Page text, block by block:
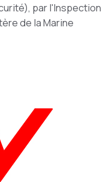
par l'Inspection
de la Marine